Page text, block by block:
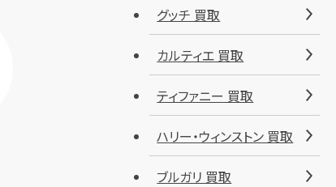
グッチ 買取
カルティエ 買取
ティファニー 買取
ハリー・ウィンストン 買取
ブルガリ 買取